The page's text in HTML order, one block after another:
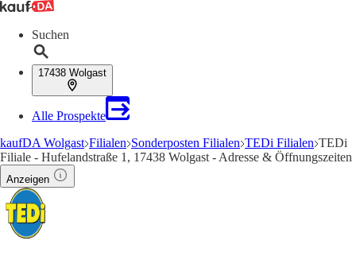
Suchen
17438 Wolgast
Alle Prospekte
kaufDA Wolgast Filialen Sonderposten Filialen TEDi Filialen TEDi
Filiale - Hufelandstraße 1, 17438 Wolgast - Adresse & Öffnungszeiten
Anzeigen